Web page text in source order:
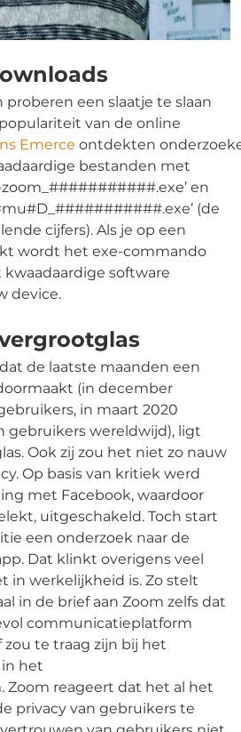
een slaatje te slaan
van de online
Emerce ontdekten
bestanden met
en
(de
cijfers). Als je op een
wordt het exe-commando
software
device.
de laatste maanden een
(in december
in maart 2020
gebruikers wereldwijd), ligt
Ook zij zou het niet zo nauw
Op basis van kritiek werd
met Facebook, waardoor
uitgeschakeld. Toch start
een onderzoek naar de
Dat klinkt overigens veel
in werkelijkheid is. Zo stelt
in de brief aan Zoom zelfs dat
communicatieplatform
zou te traag zijn bij het
het
Zoom reageert dat het al het
privacy van gebruikers te